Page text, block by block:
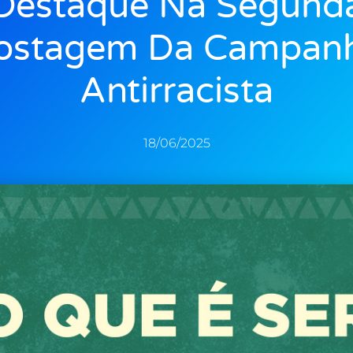
Da
Antirracista
18/06/2025